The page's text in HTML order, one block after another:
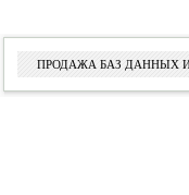
ПРОДАЖА БАЗ ДАННЫХ И